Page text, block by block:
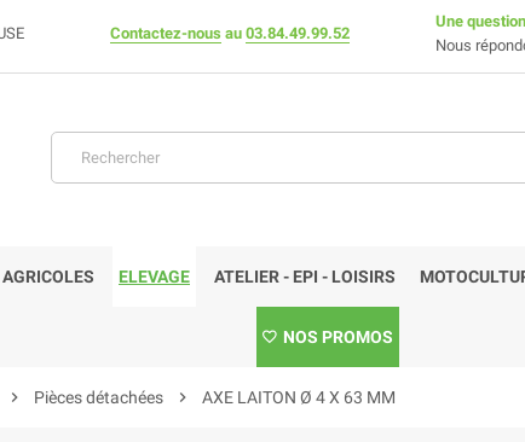
Contactez-nous au 03.84.49.99.52
Une
Nous
ELEVAGE ATELIER - EPI - LOISIRS
NOS PROMOS
chevron_right Pièces détachées chevron_right AXE LAITON Ø 4 X 63 MM